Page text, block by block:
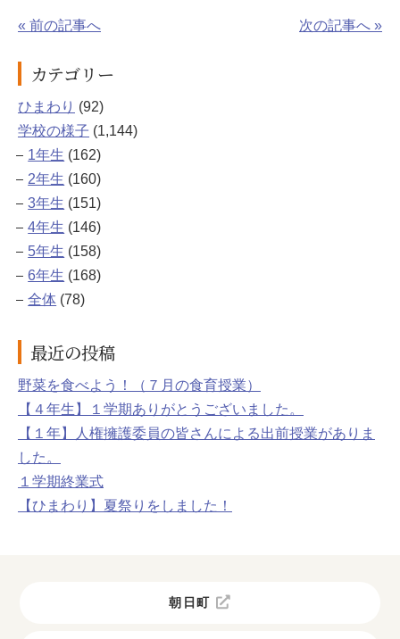
« 前の記事へ 次の記事へ »
カテゴリー
ひまわり (92)
学校の様子 (1,144)
1年生 (162)
2年生 (160)
3年生 (151)
4年生 (146)
5年生 (158)
6年生 (168)
全体 (78)
最近の投稿
野菜を食べよう！（７月の食育授業）
【４年生】１学期ありがとうございました。
【１年】人権擁護委員の皆さんによる出前授業がありま
した。
１学期終業式
【ひまわり】夏祭りをしました！
朝日町